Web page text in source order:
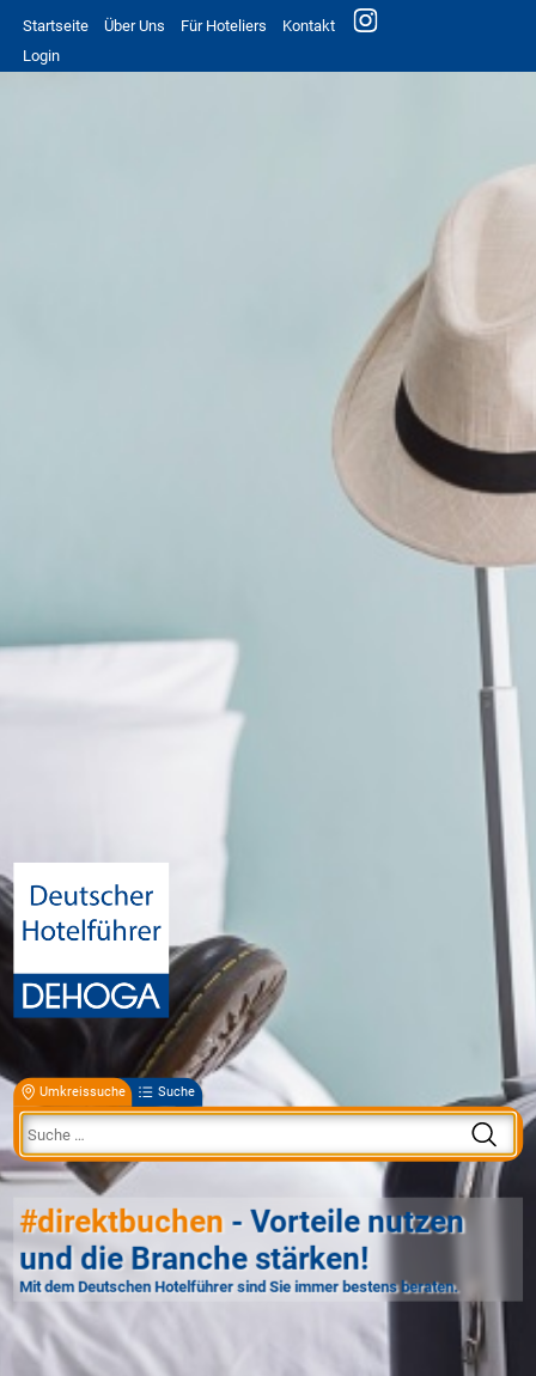
Startseite Über Uns Für Hoteliers
Kontakt
Login
Umkreissuche Suche
#direktbuchen - Vorteile nutzen
und die Branche stärken!
Mit dem Deutschen Hotelführer sind Sie immer bestens beraten.